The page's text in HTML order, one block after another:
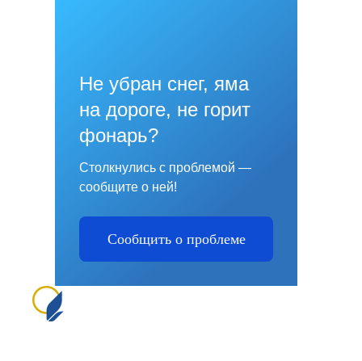
Не убран снег, яма
на дороге, не горит
фонарь?
Столкнулись с проблемой —
сообщите о ней!
Сообщить о проблеме